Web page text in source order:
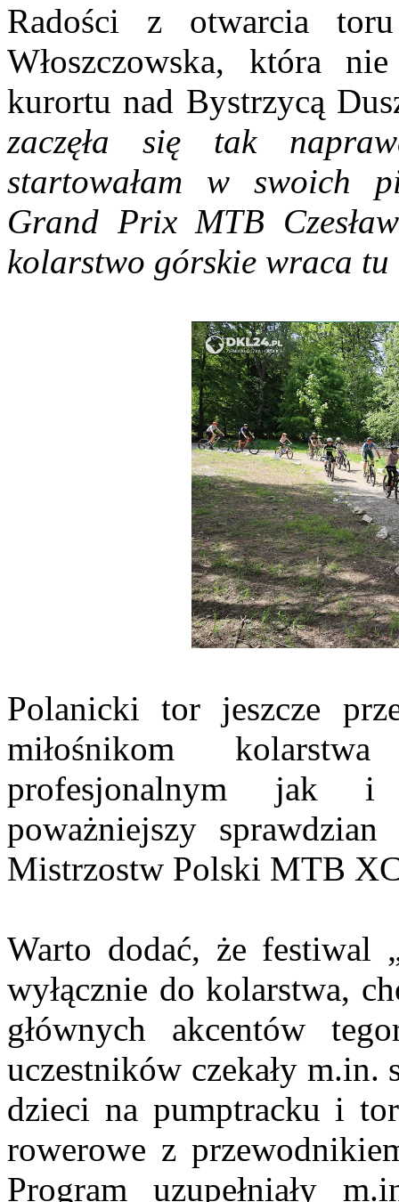
Radości z otwarcia
Włoszczowska, która
kurortu nad Bystrzycą
zaczęła się tak
startowałam w swoich
Grand Prix MTB
kolarstwo górskie wraca tu
Polanicki tor jeszcze
miłośnikom
profesjonalnym jak i
poważniejszy
Mistrzostw Polski MTB
Warto dodać, że festiwal
wyłącznie do kolarstwa,
głównych akcentów
uczestników czekały m.in.
dzieci na pumptracku i
rowerowe z
Program uzupełniały